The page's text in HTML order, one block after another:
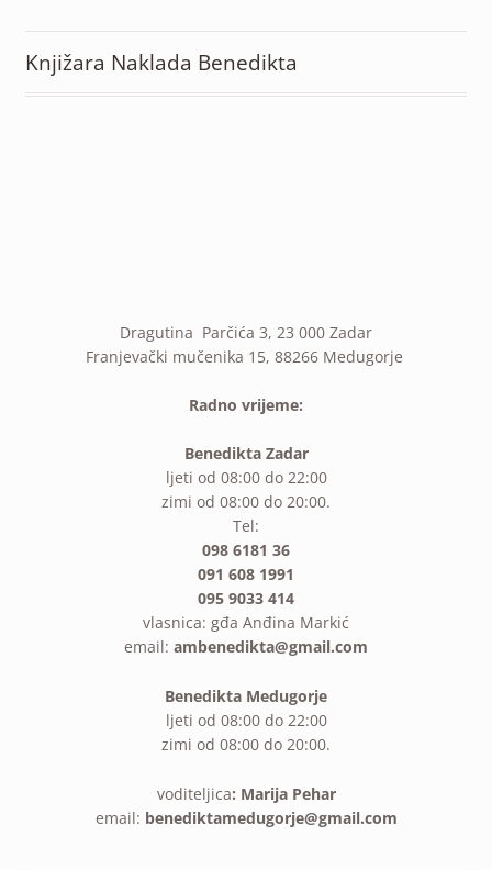
Knjižara Naklada Benedikta
Dragutina Parčića 3, 23 000 Zadar
Franjevački mučenika 15, 88266 Medugorje
Radno vrijeme:
Benedikta Zadar
ljeti od 08:00 do 22:00
zimi od 08:00 do 20:00.
Tel:
098 6181 36
091 608 1991
095 9033 414
vlasnica: gđa Anđina Markić
email: ambenedikta@gmail.com
Benedikta Medugorje
ljeti od 08:00 do 22:00
zimi od 08:00 do 20:00.
voditeljica: Marija Pehar
email: benediktamedugorje@gmail.com